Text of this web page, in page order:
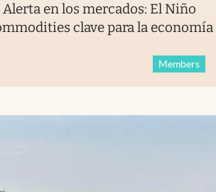
Alerta en los mercados: El Niño
clave para la economía
Members